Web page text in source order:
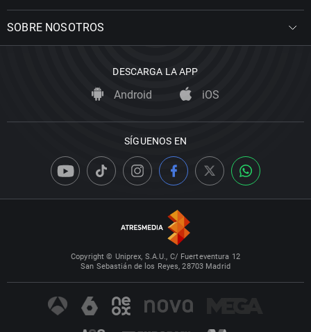
SOBRE NOSOTROS
DESCARGA LA APP
Android iOS
SÍGUENOS EN
Copyright © Uniprex, S.A.U., C/ Fuerteventura 12
San Sebastián de los Reyes, 28703 Madrid